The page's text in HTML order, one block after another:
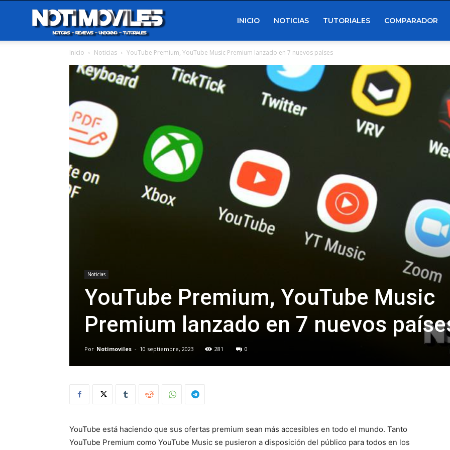
INICIO NOTICIAS TUTORIALES COMPARADOR
Inicio Noticias YouTube Premium, YouTube Music Premium lanzado en 7 nuevos países
Noticias
YouTube Premium, YouTube Music
Premium lanzado en 7 nuevos
Por Notimoviles - 10 septiembre, 2023 281 0
YouTube está haciendo que sus ofertas premium sean más accesibles en todo el mundo. Tanto
YouTube Premium como YouTube Music se pusieron a disposición del público para todos en los